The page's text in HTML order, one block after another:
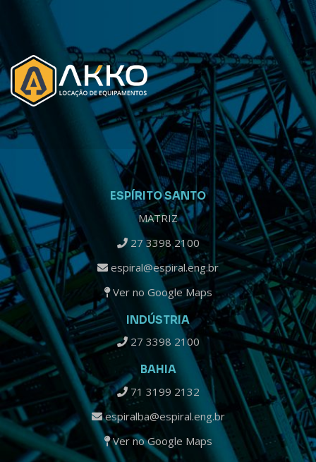
ESPÍRITO SANTO
MATRIZ
27 3398 2100
espiral@espiral.eng.br
Ver no Google Maps
INDÚSTRIA
27 3398 2100
BAHIA
71 3199 2132
espiralba@espiral.eng.br
Ver no Google Maps